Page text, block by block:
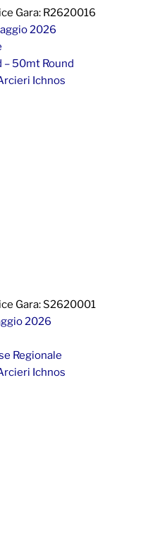
Gara: R2620016
2026
50mt Round
Ichnos
Gara: S2620001
2026
Regionale
Ichnos